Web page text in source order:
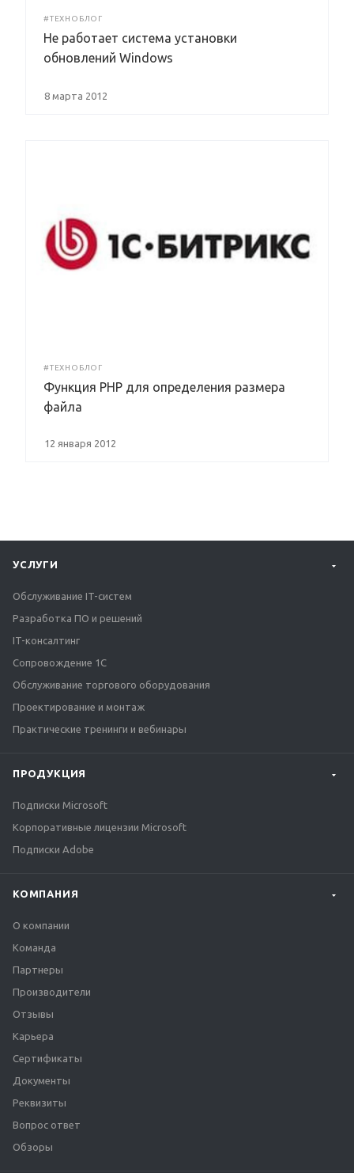
#ТЕХНОБЛОГ
Не работает система установки
обновлений Windows
8 марта 2012
#ТЕХНОБЛОГ
Функция PHP для определения размера
файла
12 января 2012
УСЛУГИ
Обслуживание IT-систем
Разработка ПО и решений
IT-консалтинг
Сопровождение 1С
Обслуживание торгового оборудования
Проектирование и монтаж
Практические тренинги и вебинары
ПРОДУКЦИЯ
Подписки Microsoft
Корпоративные лицензии Microsoft
Подписки Adobe
КОМПАНИЯ
О компании
Команда
Партнеры
Производители
Отзывы
Карьера
Сертификаты
Документы
Реквизиты
Вопрос ответ
Обзоры